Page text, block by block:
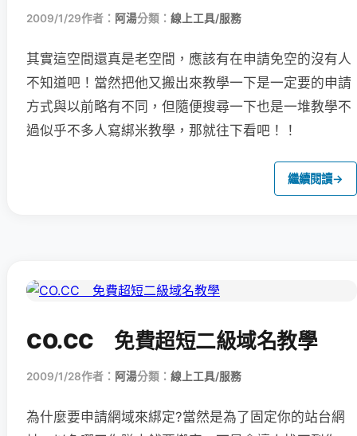
2009/1/29作者： 阿湯分類： 線上工具/服務
其實這空間還真是老空間，應該有在申請免空的沒有人
不知道吧！當然把他又搬出來教學一下是一定要的申請
方式與以前略有不同，但隨便搜尋一下也是一堆教學不
過似乎不多人寫綁米教學，那就往下看吧！！
繼續閱讀→
CO.CC 免費超短二級域名教學
2009/1/28作者： 阿湯分類： 線上工具/服務
為什麼要申請網域來綁定?當然是為了固定你的站台網